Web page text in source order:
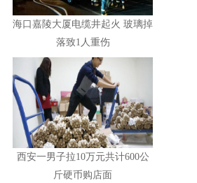
海口嘉陵大厦电缆井起火 玻璃掉
落致1人重伤
西安一男子拉10万元共计600公
斤硬币购店面